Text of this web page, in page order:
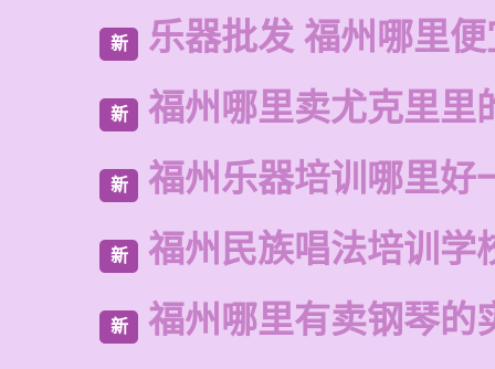
新 乐器批发 福州哪里
新 福州哪里卖尤克里里
新 福州乐器培训哪里好
新 福州民族唱法培训学
新 福州哪里有卖钢琴的